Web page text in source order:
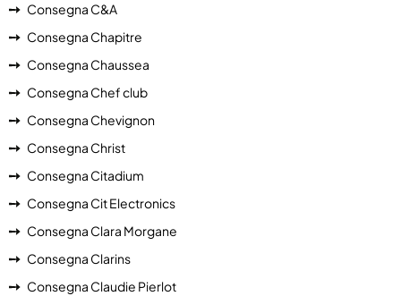
Consegna C&A
Consegna Chapitre
Consegna Chaussea
Consegna Chef club
Consegna Chevignon
Consegna Christ
Consegna Citadium
Consegna Cit Electronics
Consegna Clara Morgane
Consegna Clarins
Consegna Claudie Pierlot